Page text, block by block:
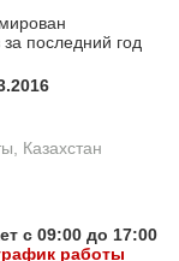
последний год
Казахстан
с 09:00 до 17:00
работы